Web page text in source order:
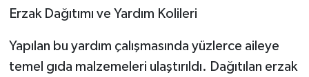
Erzak Dağıtımı ve Yardım Kolileri
Yapılan bu yardım çalışmasında yüzlerce aileye
temel gıda malzemeleri ulaştırıldı. Dağıtılan erzak